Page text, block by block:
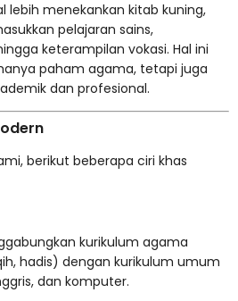
lebih menekankan kitab kuning,
pelajaran sains,
keterampilan vokasi. Hal ini
paham agama, tetapi juga
dan profesional.
berikut beberapa ciri khas
kurikulum agama
hadis) dengan kurikulum umum
dan komputer.